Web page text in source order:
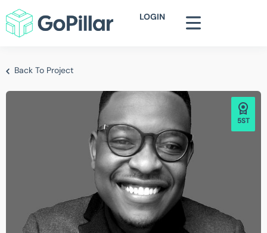
LOGIN
Back To Project
5ST